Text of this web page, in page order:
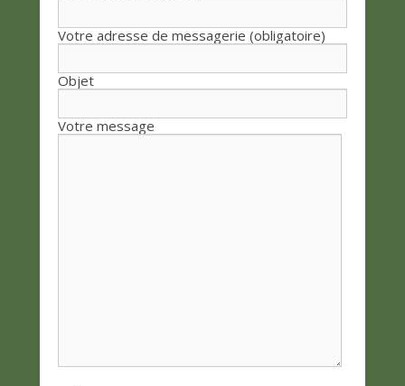
l
2
2
o
a
Votre adresse de messagerie (obligatoire)
Objet
Votre message